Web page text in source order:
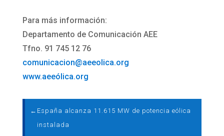
Para más información:
Departamento de Comunicación AEE
Tfno. 91 745 12 76
comunicacion@aeeolica.org
www.aeeólica.org
← España alcanza 11.615 MW de potencia eólica
instalada